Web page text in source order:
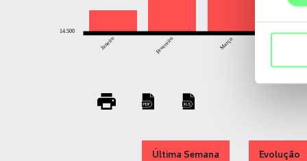
Janeiro Fevereiro Março
14.500
Última Semana Evolução